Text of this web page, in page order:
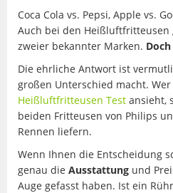
Coca Cola vs. Pepsi, Apple vs.
Auch bei den
zweier bekannter Marken.
Die ehrliche Antwort ist
großen Unterschied macht.
Heißluftfritteusen Test ansieht,
beiden Fritteusen von Philips
Rennen liefern.
Wenn Ihnen die Entscheidung
genau die Ausstattung und
Auge gefasst haben. Ist ein